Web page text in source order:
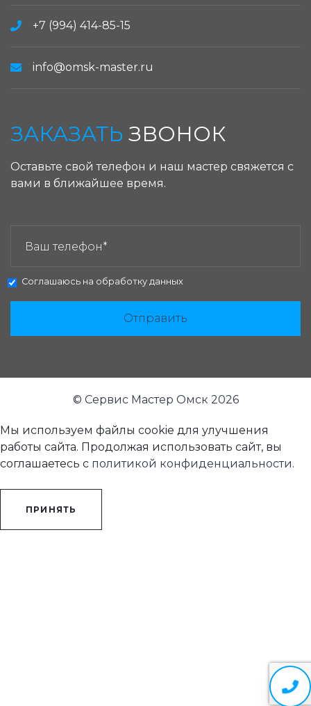
+7 (994) 414-85-15
info@omsk-master.ru
ЗАКАЗАТЬ ЗВОНОК
Оставьте свой телефон и наш мастер свяжется с
вами в ближайшее время.
Соглашаюсь на обработку данных
Отправить
© Сервис Мастер Омск 2026
Мы используем файлы cookie для улучшения
работы сайта. Продолжая использовать сайт, вы
соглашаетесь с политикой конфиденциальности.
ПРИНЯТЬ